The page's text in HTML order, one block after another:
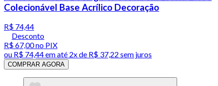
Colecionável Base Acrílico Decoração
R$ 74,44
Desconto
R$ 67,00no PIX
ou R$ 74,44em até 2x de R$ 37,22 sem juros
COMPRAR AGORA